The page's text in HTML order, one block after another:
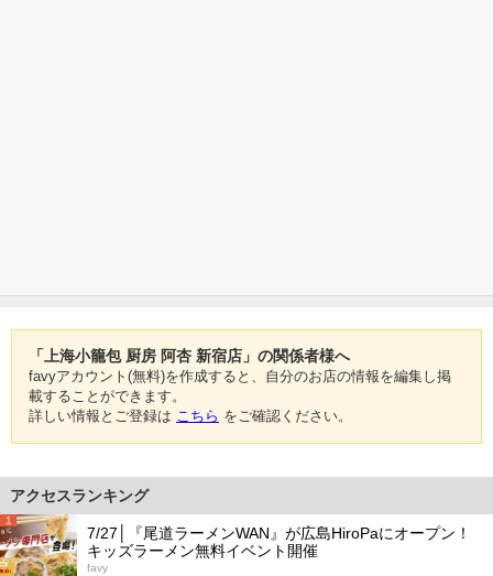
「上海小籠包 厨房 阿杏 新宿店」の関係者様へ
favyアカウント(無料)を作成すると、自分のお店の情報を編集し掲
載することができます。
詳しい情報とご登録は こちら をご確認ください。
アクセスランキング
1
7/27│『尾道ラーメンWAN』が広島HiroPaにオープン！
キッズラーメン無料イベント開催
favy